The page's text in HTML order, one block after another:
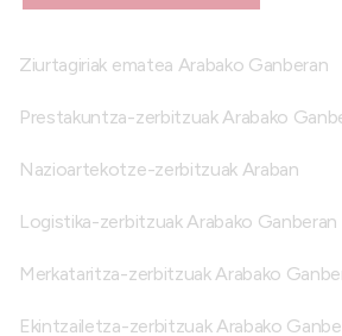
Ziurtagiriak ematea Arabako Ganberan
Prestakuntza-zerbitzuak Arabako
Nazioartekotze-zerbitzuak Araban
Logistika-zerbitzuak Arabako Ganberan
Merkataritza-zerbitzuak Arabako
Ekintzailetza-zerbitzuak Arabako